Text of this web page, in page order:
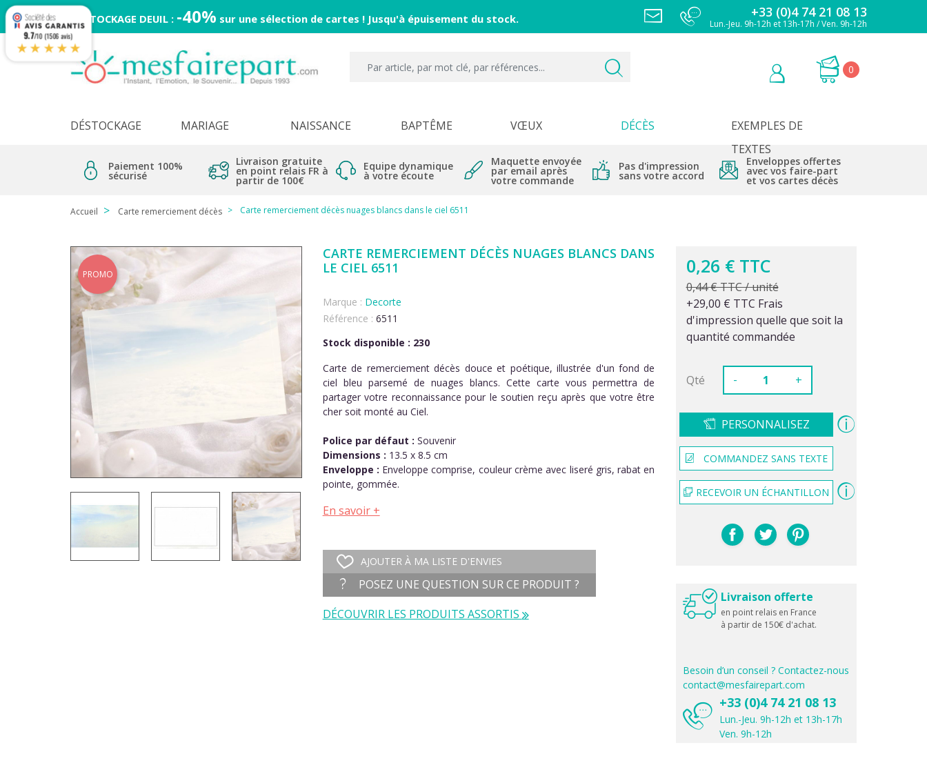
DESTOCKAGE DEUIL : -40% sur une sélection de cartes ! Jusqu'à épuisement du stock. +33 (0)4 74 21 08 13
Lun.-Jeu. 9h-12h et 13h-17h / Ven. 9h-12h
0
DÉSTOCKAGE MARIAGE NAISSANCE BAPTÊME VŒUX DÉCÈS
EXEMPLES DE
TEXTES
Paiement 100%
sécurisé
Livraison gratuite
en point relais FR à
partir de 100€
Equipe dynamique
à votre écoute
Maquette envoyée
par email après
votre commande
Pas d'impression
sans votre accord
Enveloppes offertes
avec vos faire-part
et vos cartes décès
Accueil Carte remerciement décès Carte remerciement décès nuages blancs dans le ciel 6511
PROMO
CARTE REMERCIEMENT DÉCÈS NUAGES BLANCS DANS
LE CIEL 6511
Marque : Decorte
Référence : 6511
Stock disponible : 230
Carte de remerciement décès douce et poétique, illustrée d'un fond de
ciel bleu parsemé de nuages blancs. Cette carte vous permettra de
partager votre reconnaissance pour le soutien reçu après que votre être
cher soit monté au Ciel.
Police par défaut : Souvenir
Dimensions : 13.5 x 8.5 cm
Enveloppe : Enveloppe comprise, couleur crème avec liseré gris, rabat en
pointe, gommée.
En savoir +
AJOUTER À MA LISTE D'ENVIES
POSEZ UNE QUESTION SUR CE PRODUIT ?
DÉCOUVRIR LES PRODUITS ASSORTIS
0,26 € TTC
0,44 € TTC / unité
+29,00 € TTC Frais
d'impression quelle que soit la
quantité commandée
Qté - +
PERSONNALISEZ
COMMANDEZ SANS TEXTE
RECEVOIR UN ÉCHANTILLON
Livraison offerte
en point relais en France
à partir de 150€ d'achat.
Besoin d’un conseil ? Contactez-nous
contact@mesfairepart.com
+33 (0)4 74 21 08 13
Lun.-Jeu. 9h-12h et 13h-17h
Ven. 9h-12h
9.7/10 (1506 avis)
★★★★★